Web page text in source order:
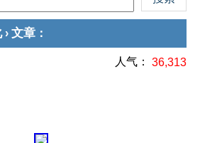
› 文章 ：
人气： 36,313